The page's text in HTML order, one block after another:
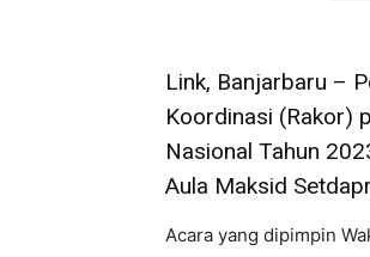
Link, Banjarbaru –
Koordinasi (Rakor)
Nasional Tahun
Aula Maksid
Acara yang dipimpin